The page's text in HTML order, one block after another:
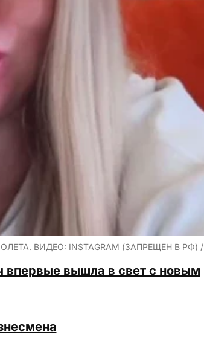
ВИДЕО: INSTAGRAM (ЗАПРЕЩЕН В РФ) /
впервые вышла в свет с новым